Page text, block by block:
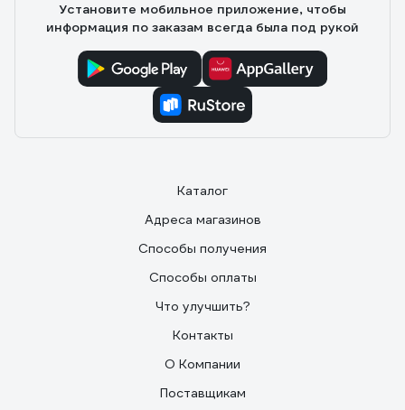
Установите мобильное приложение, чтобы
информация по заказам всегда была под рукой
Каталог
Адреса магазинов
Способы получения
Способы оплаты
Что улучшить?
Контакты
О Компании
Поставщикам